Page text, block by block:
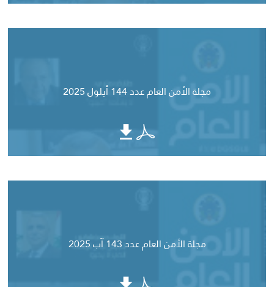
مجلة الأمن العام عدد 144 أيلول 2025
مجلة الأمن العام عدد 143 آب 2025